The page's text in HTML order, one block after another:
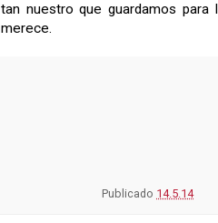
tan nuestro que guardamos para
merece.
Publicado 14.5.14